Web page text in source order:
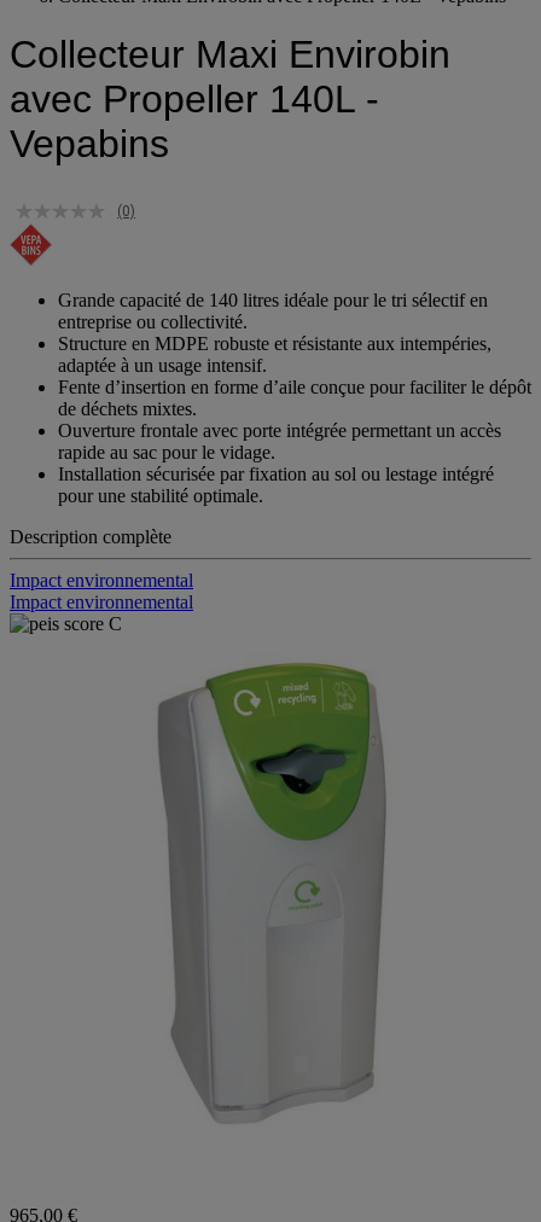
Collecteur Maxi Envirobin
avec Propeller 140L -
Vepabins
Grande capacité de 140 litres idéale pour le tri sélectif en
entreprise ou collectivité.
Structure en MDPE robuste et résistante aux intempéries,
adaptée à un usage intensif.
Fente d’insertion en forme d’aile conçue pour faciliter le dépôt
de déchets mixtes.
Ouverture frontale avec porte intégrée permettant un accès
rapide au sac pour le vidage.
Installation sécurisée par fixation au sol ou lestage intégré
Description complète
Impact environnemental
Impact environnemental